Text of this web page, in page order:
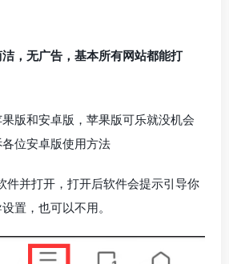
，无广告，基本所有网站都能打
版和安卓版，苹果版可乐就没机会
位安卓版使用方法
并打开，打开后软件会提示引导你
置，也可以不用。